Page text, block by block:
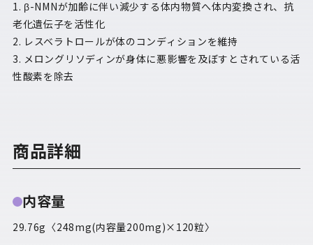
1. β-NMNが加齢に伴い減少する体内物質へ体内変換され、抗
老化遺伝子を活性化
2. レスベラトロールが体のコンディションを維持
3. メロングリソディンが身体に悪影響を及ぼすとされている活
性酸素を除去
商品詳細
内容量
29.76g〈248mg(内容量200mg)×120粒〉